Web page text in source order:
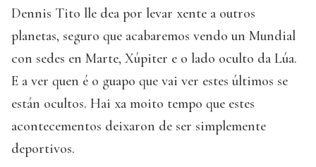
Dennis Tito lle dea por levar xente a outros
planetas, seguro que acabaremos vendo un Mundial
con sedes en Marte, Xúpiter e o lado oculto da Lúa.
E a ver quen é o guapo que vai ver estes últimos se
están ocultos. Hai xa moito tempo que estes
acontecementos deixaron de ser simplemente
deportivos.